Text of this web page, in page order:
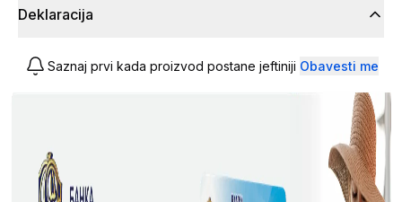
Deklaracija
Saznaj prvi kada proizvod postane jeftiniji Obavesti me